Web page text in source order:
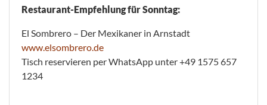
Restaurant-Empfehlung für Sonntag:
El Sombrero – Der Mexikaner in Arnstadt
www.elsombrero.de
Tisch reservieren per WhatsApp unter +49 1575 657
1234